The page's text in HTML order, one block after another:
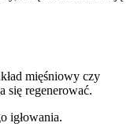
mięśniowy czy
się regenerować.
igłowania.